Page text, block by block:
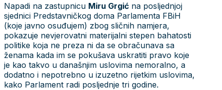
Napadi na zastupnicu Miru Grgić na posljednjoj
sjednici Predstavničkog doma Parlamenta FBiH
(koje javno osuđujem) zbog sličnih namjera,
pokazuje nevjerovatni materijalni stepen bahatosti
politike koja ne preza ni da se obračunava sa
ženama kada im se pokušava uskratiti pravo koje
je kao takvo u današnjim uslovima nemoralno, a
dodatno i nepotrebno u izuzetno rijetkim uslovima,
kako Parlament radi posljednje tri godine.